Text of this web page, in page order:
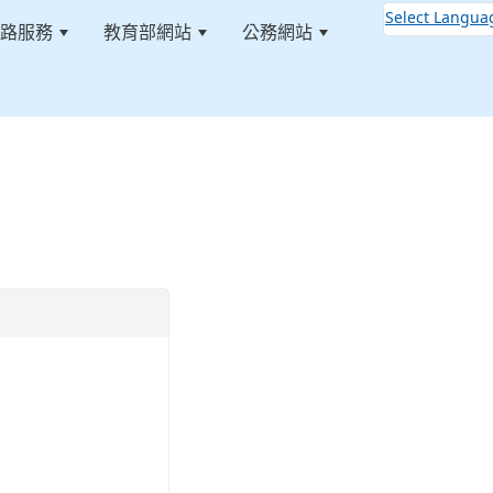
服務 教育部網站 公務網站
Select